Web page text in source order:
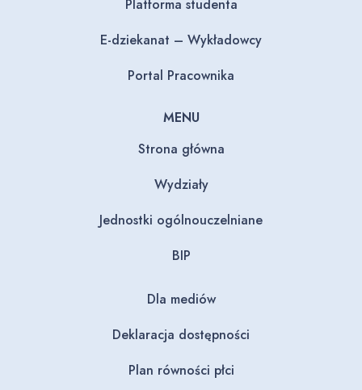
Platforma studenta
E-dziekanat – Wykładowcy
Portal Pracownika
MENU
Strona główna
Wydziały
Jednostki ogólnouczelniane
BIP
Dla mediów
Deklaracja dostępności
Plan równości płci